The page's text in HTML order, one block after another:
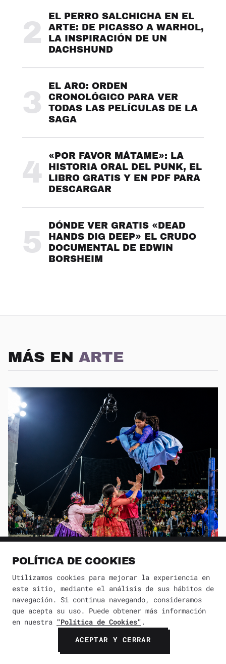
2
EL PERRO SALCHICHA EN EL
ARTE: DE PICASSO A WARHOL,
LA INSPIRACIÓN DE UN
DACHSHUND
3
EL ARO: ORDEN
CRONOLÓGICO PARA VER
TODAS LAS PELÍCULAS DE LA
SAGA
4
«POR FAVOR MÁTAME»: LA
HISTORIA ORAL DEL PUNK, EL
LIBRO GRATIS Y EN PDF PARA
DESCARGAR
5
DÓNDE VER GRATIS «DEAD
HANDS DIG DEEP» EL CRUDO
DOCUMENTAL DE EDWIN
BORSHEIM
MÁS EN ARTE
Cholitas luchadoras: la fuerza cultural de
Bolivia sobre el ring
POLÍTICA DE COOKIES
Utilizamos cookies para mejorar la experiencia en
este sitio, mediante el análisis de sus hábitos de
navegación. Si continua navegando, consideramos
que acepta su uso. Puede obtener más información
en nuestra "Política de Cookies" .
ACEPTAR Y CERRAR